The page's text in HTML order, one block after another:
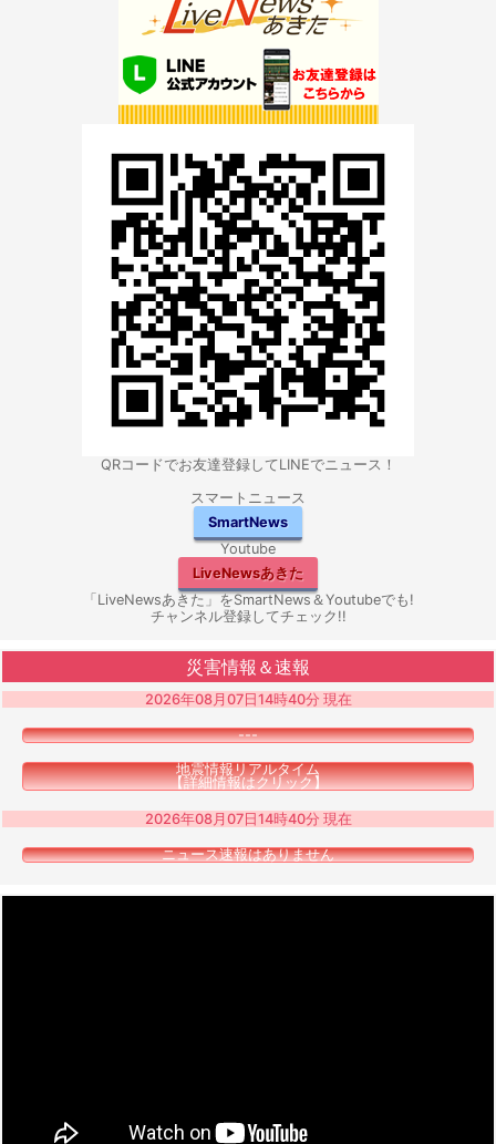
QRコードでお友達登録してLINEでニュース！
スマートニュース
SmartNews
Youtube
LiveNewsあきた
「LiveNewsあきた」をSmartNews＆Youtubeでも!
チャンネル登録してチェック!!
災害情報＆速報
2026年08月07日14時40分 現在
---
地震情報リアルタイム
【詳細情報はクリック】
2026年08月07日14時40分 現在
ニュース速報はありません